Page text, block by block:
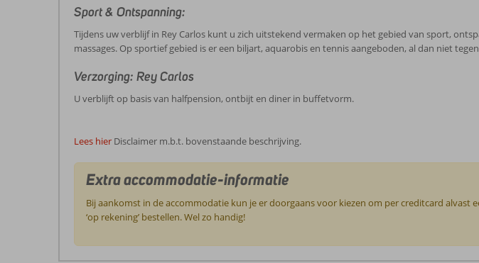
Sport & Ontspanning:
Tijdens uw verblijf in Rey Carlos kunt u zich uitstekend vermaken op het gebied van sport,
massages. Op sportief gebied is er een biljart, aquarobis en tennis aangeboden, al dan niet
Verzorging: Rey Carlos
U verblijft op basis van halfpension, ontbijt en diner in buffetvorm.
Lees hier Disclaimer m.b.t. bovenstaande beschrijving.
Extra accommodatie-informatie
Bij aankomst in de accommodatie kun je er doorgaans voor kiezen om per creditcard
‘op rekening’ bestellen. Wel zo handig!